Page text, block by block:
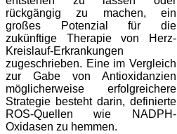
rückgängig zu machen, ein
großes Potenzial für die
zukünftige Therapie von Herz-
Kreislauf-Erkrankungen
zugeschrieben. Eine im Vergleich
zur Gabe von Antioxidanzien
möglicherweise erfolgreichere
Strategie besteht darin, definierte
ROS-Quellen wie NADPH-
Oxidasen zu hemmen.